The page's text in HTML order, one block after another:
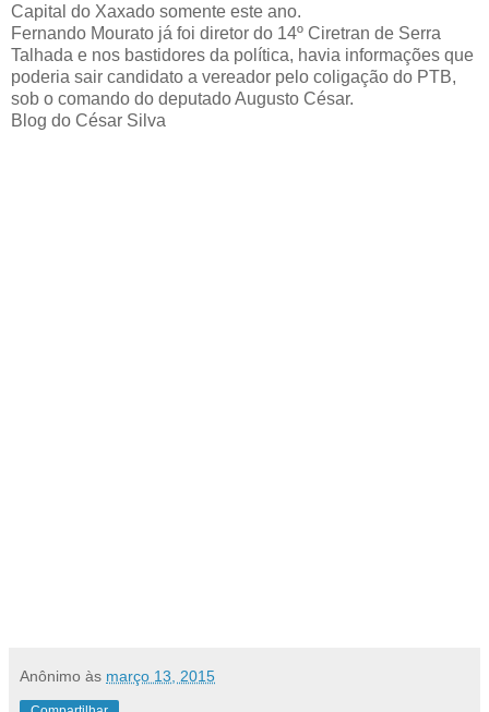
Capital do Xaxado somente este ano.
Fernando Mourato já foi diretor do 14º Ciretran de Serra
Talhada e nos bastidores da política, havia informações que
poderia sair candidato a vereador pelo coligação do PTB,
sob o comando do deputado Augusto César.
Blog do César Silva
Anônimo às março 13, 2015